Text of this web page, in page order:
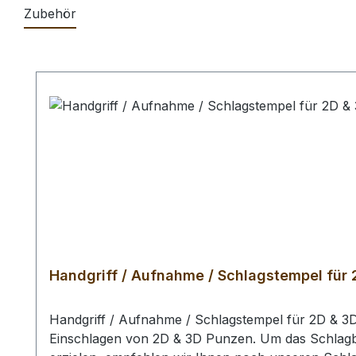
Zubehör
Handgriff / Aufnahme / Schlagstempel für
Handgriff / Aufnahme / Schlagstempel für 2D &
Einschlagen von 2D & 3D Punzen. Um das